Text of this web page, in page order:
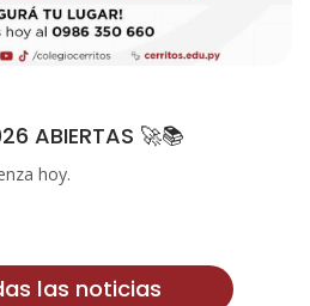
ABIERTAS 🚀📚
hoy.
las noticias